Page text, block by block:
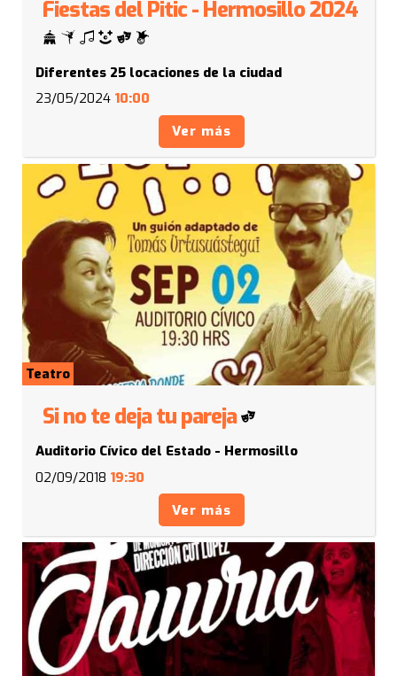
Fiestas del Pitic - Hermosillo 2024
Diferentes 25 locaciones de la ciudad
23/05/2024 10:00
Ver más
Teatro
Si no te deja tu pareja
Auditorio Cívico del Estado - Hermosillo
02/09/2018 19:30
Ver más